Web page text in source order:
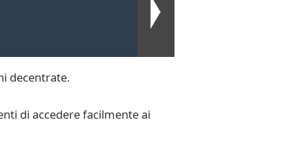
decentrate.
di accedere facilmente ai